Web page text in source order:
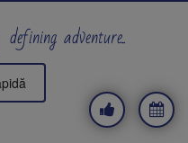
defining adventure..